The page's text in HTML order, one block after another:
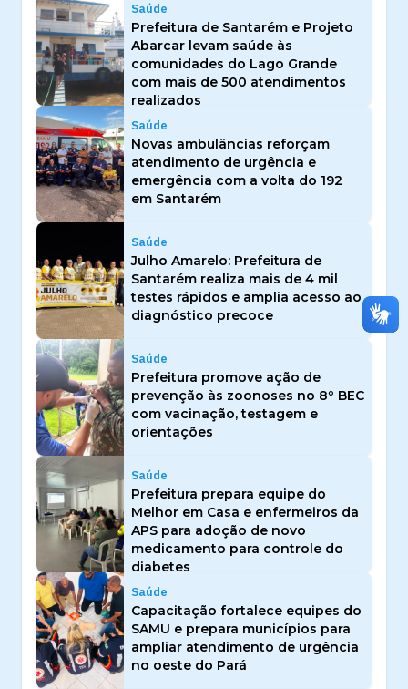
Saúde
Prefeitura de Santarém e Projeto
Abarcar levam saúde às
comunidades do Lago Grande
com mais de 500 atendimentos
realizados
Saúde
Novas ambulâncias reforçam
atendimento de urgência e
emergência com a volta do 192
em Santarém
Saúde
Julho Amarelo: Prefeitura de
Santarém realiza mais de 4 mil
testes rápidos e amplia acesso ao
diagnóstico precoce
Saúde
Prefeitura promove ação de
prevenção às zoonoses no 8º BEC
com vacinação, testagem e
orientações
Saúde
Prefeitura prepara equipe do
Melhor em Casa e enfermeiros da
APS para adoção de novo
medicamento para controle do
diabetes
Saúde
Capacitação fortalece equipes do
SAMU e prepara municípios para
ampliar atendimento de urgência
no oeste do Pará